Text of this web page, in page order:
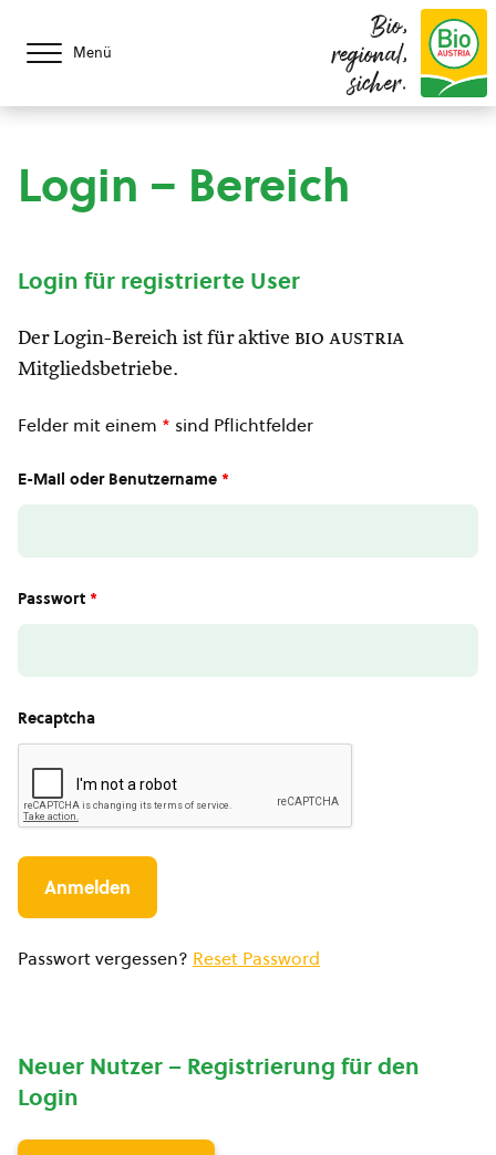
Menü
Bio,
regional,
sicher.
Login – Bereich
Login für registrierte User
Der Login-Bereich ist für aktive bio austria
Mitgliedsbetriebe.
Felder mit einem * sind Pflichtfelder
E-Mail oder Benutzername *
Passwort *
Recaptcha
Passwort vergessen? Reset Password
Neuer Nutzer – Registrierung für den
Login